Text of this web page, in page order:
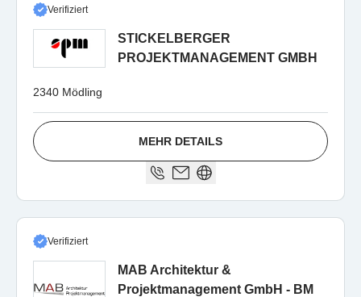
Verifiziert
STICKELBERGER
PROJEKTMANAGEMENT GMBH
2340 Mödling
MEHR DETAILS
Verifiziert
MAB Architektur &
Projektmanagement GmbH - BM